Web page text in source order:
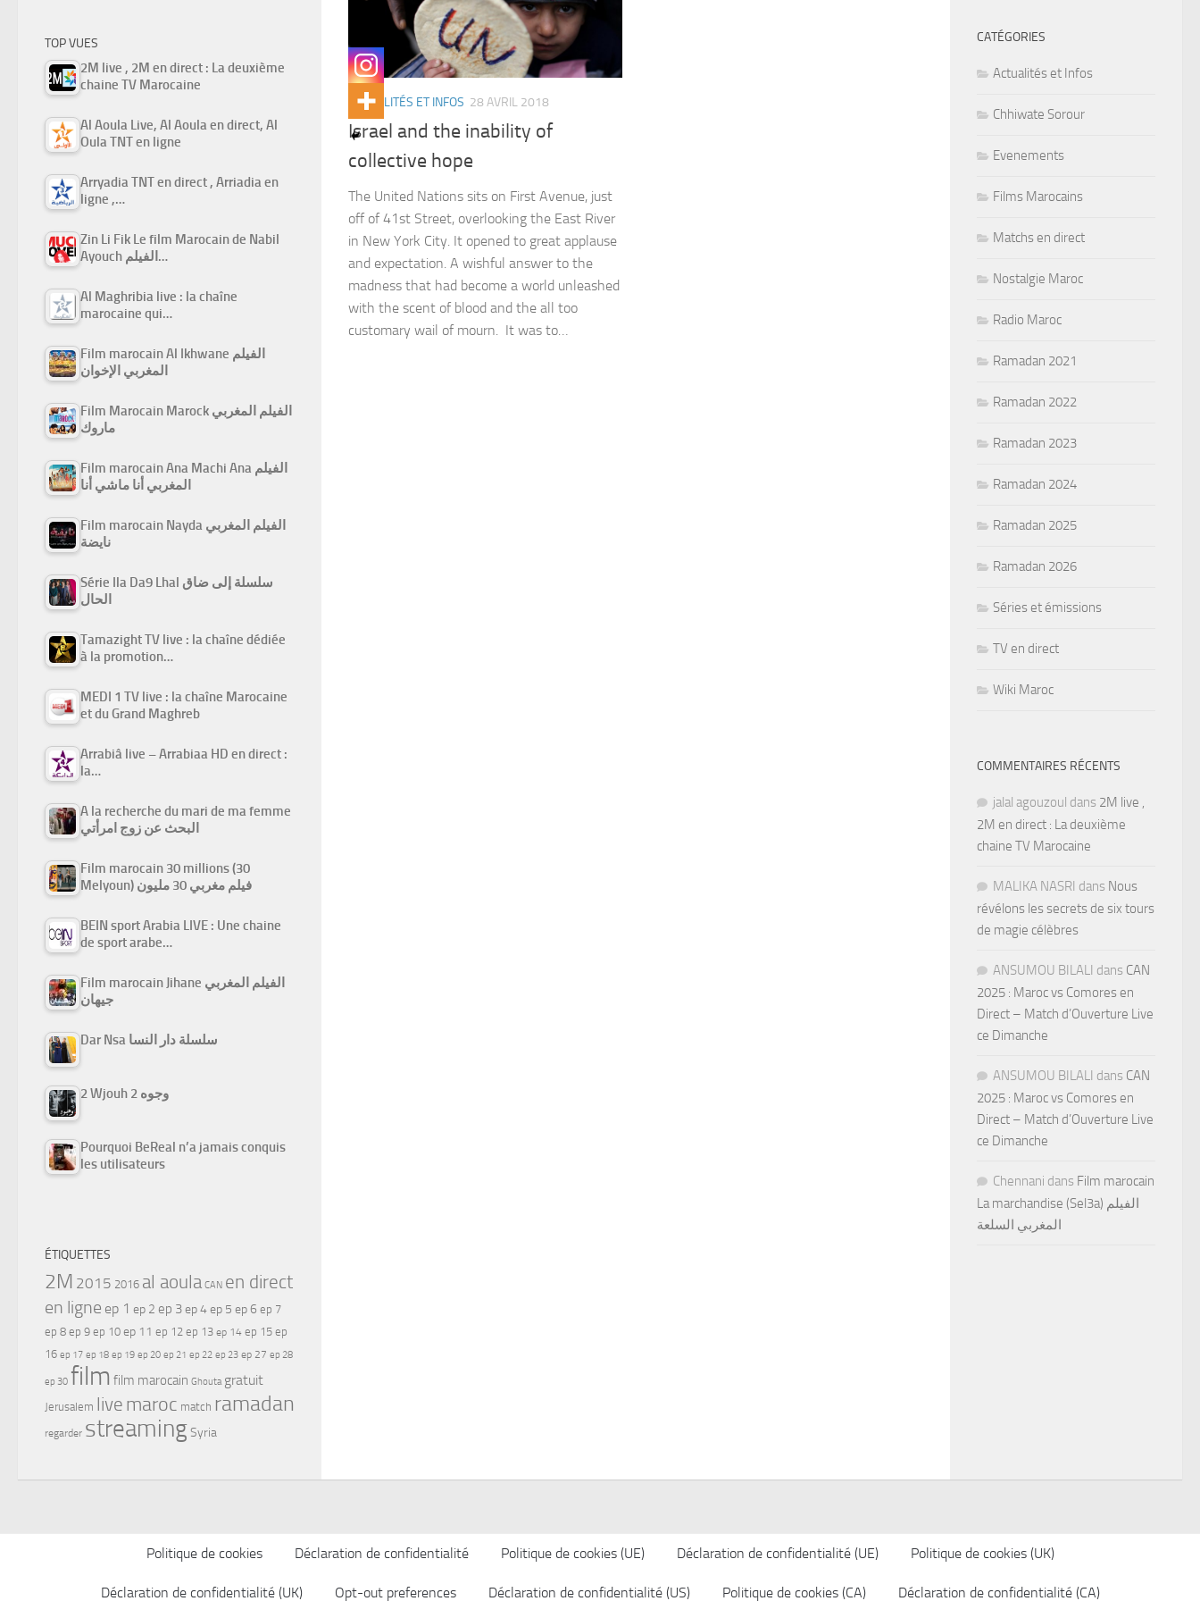
ACTUALITÉS ET INFOS 28 AVRIL 2018
Israel and the inability of
collective hope
The United Nations sits on First Avenue, just
off of 41st Street, overlooking the East River
in New York City. It opened to great applause
and expectation. A wishful answer to the
madness that had become a world unleashed
with the scent of blood and the all too
customary wail of mourn. It was to…
TOP VUES
2M live , 2M en direct : La deuxième
chaine TV Marocaine
Al Aoula Live, Al Aoula en direct, Al
Oula TNT en ligne
Arryadia TNT en direct , Arriadia en
ligne ,…
Zin Li Fik Le film Marocain de Nabil
Ayouch الفيلم…
Al Maghribia live : la chaîne
marocaine qui…
Film marocain Al Ikhwane الفيلم
المغربي الإخوان
Film Marocain Marock الفيلم المغربي
ماروك
Film marocain Ana Machi Ana الفيلم
المغربي أنا ماشي أنا
Film marocain Nayda الفيلم المغربي
نايضة
Série Ila Da9 Lhal سلسلة إلى ضاق
الحال
Tamazight TV live : la chaîne dédiée
à la promotion…
MEDI 1 TV live : la chaîne Marocaine
et du Grand Maghreb
Arrabiâ live – Arrabiaa HD en direct :
la…
A la recherche du mari de ma femme
البحث عن زوج امرأتي
Film marocain 30 millions (30
Melyoun) فيلم مغربي 30 مليون
BEIN sport Arabia LIVE : Une chaine
de sport arabe…
Film marocain Jihane الفيلم المغربي
جيهان
Dar Nsa سلسلة دار النسا
2 Wjouh 2 وجوه
Pourquoi BeReal n’a jamais conquis
les utilisateurs
ÉTIQUETTES
2M 2015 2016 al aoula CAN en direct
en ligne ep 1 ep 2 ep 3ep 4ep 5 ep 6 ep 7
ep 8 ep 9 ep 10 ep 11 ep 12 ep 13 ep 14 ep 15 ep
16 ep 17 ep 18 ep 19 ep 20 ep 21 ep 22 ep 23 ep 27 ep 28
ep 30 film film marocain Ghouta gratuit
Jerusalem live maroc match ramadan
regarder streamingSyria
CATÉGORIES
Actualités et Infos
Chhiwate Sorour
Evenements
Films Marocains
Matchs en direct
Nostalgie Maroc
Radio Maroc
Ramadan 2021
Ramadan 2022
Ramadan 2023
Ramadan 2024
Ramadan 2025
Ramadan 2026
Séries et émissions
TV en direct
Wiki Maroc
COMMENTAIRES RÉCENTS
jalal agouzoul dans 2M live ,
2M en direct : La deuxième
chaine TV Marocaine
MALIKA NASRI dans Nous
révélons les secrets de six tours
de magie célèbres
ANSUMOU BILALI dans CAN
2025 : Maroc vs Comores en
Direct – Match d’Ouverture Live
ce Dimanche
ANSUMOU BILALI dans CAN
2025 : Maroc vs Comores en
Direct – Match d’Ouverture Live
ce Dimanche
Chennani dans Film marocain
La marchandise (Sel3a) الفيلم
المغربي السلعة
Politique de cookies Déclaration de confidentialité Politique de cookies (UE) Déclaration de confidentialité (UE) Politique de cookies (UK)
Déclaration de confidentialité (UK) Opt-out preferences Déclaration de confidentialité (US) Politique de cookies (CA) Déclaration de confidentialité (CA)